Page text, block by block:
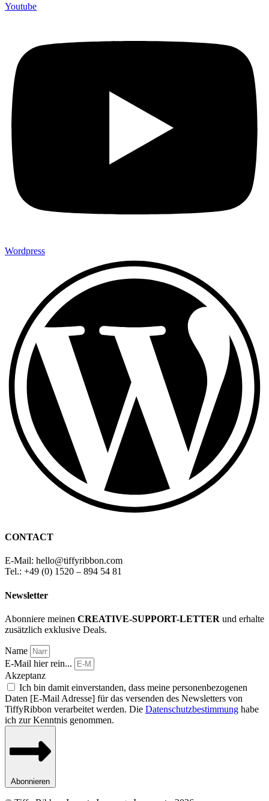
Youtube
Wordpress
CONTACT
E-Mail: hello@tiffyribbon.com
Tel.: +49 (0) 1520 – 894 54 81
Newsletter
Abonniere meinen CREATIVE-SUPPORT-LETTER und erhalte
zusätzlich exklusive Deals.
Name
E-Mail hier rein...
Akzeptanz
Ich bin damit einverstanden, dass meine personenbezogenen
Daten [E-Mail Adresse] für das versenden des Newsletters von
TiffyRibbon verarbeitet werden. Die Datenschutzbestimmung habe
ich zur Kenntnis genommen.
Abonnieren